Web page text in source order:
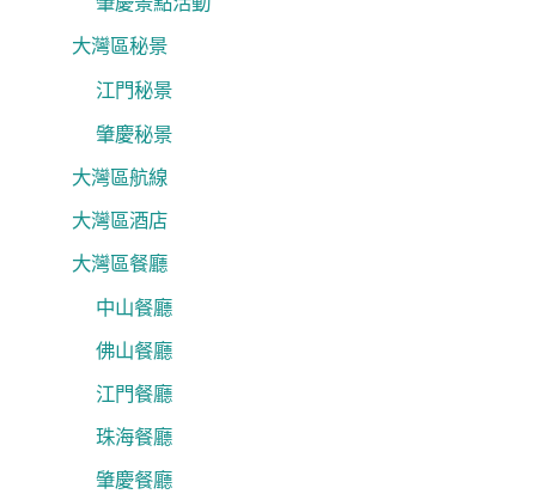
大灣區秘景
江門秘景
肇慶秘景
大灣區航線
大灣區酒店
大灣區餐廳
中山餐廳
佛山餐廳
江門餐廳
珠海餐廳
肇慶餐廳